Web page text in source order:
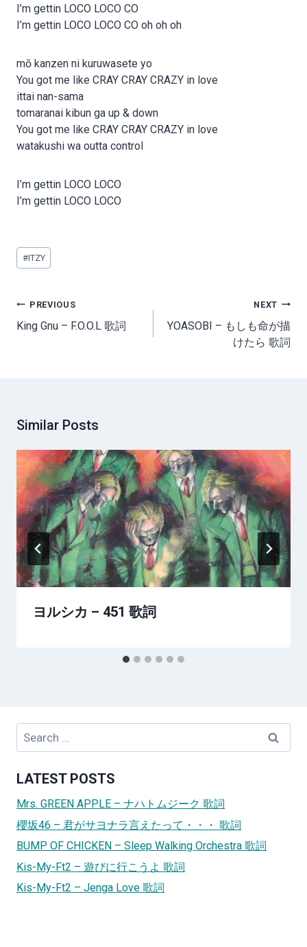
I’m gettin LOCO LOCO CO
I’m gettin LOCO LOCO CO oh oh oh
mō kanzen ni kuruwasete yo
You got me like CRAY CRAY CRAZY in love
ittai nan-sama
tomaranai kibun ga up & down
You got me like CRAY CRAY CRAZY in love
watakushi wa outta control
I’m gettin LOCO LOCO
I’m gettin LOCO LOCO
Post
Tags:
#ITZY
Post
navigation
PREVIOUS
King Gnu – F.O.O.L 歌詞
NEXT
YOASOBI – もしも命が描
けたら 歌詞
Similar Posts
ヨルシカ – 451 歌詞
Search
LATEST POSTS
Mrs. GREEN APPLE – ナハトムジーク 歌詞
櫻坂46 – 君がサヨナラ言えたって・・・ 歌詞
BUMP OF CHICKEN – Sleep Walking Orchestra 歌詞
Kis-My-Ft2 – 遊びに行こうよ 歌詞
Kis-My-Ft2 – Jenga Love 歌詞